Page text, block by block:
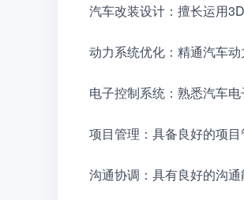
汽车改装设计：擅长运用
动力系统优化：精通汽车
电子控制系统：熟悉汽车
项目管理：具备良好的项
沟通协调：具有良好的沟